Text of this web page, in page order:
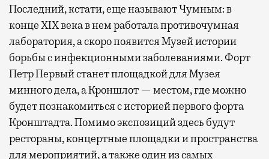
Последний, кстати, еще называют Чумным: в
конце XIX века в нем работала противочумная
лаборатория, а скоро появится Музей истории
борьбы с инфекционными заболеваниями. Форт
Петр Первый станет площадкой для Музея
минного дела, а Кроншлот — местом, где можно
будет познакомиться с историей первого форта
Кронштадта. Помимо экспозиций здесь будут
рестораны, концертные площадки и пространства
для мероприятий, а также один из самых